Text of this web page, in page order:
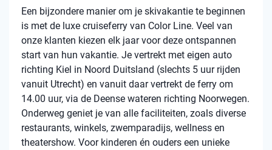
Een bijzondere manier om je skivakantie te beginnen
is met de luxe cruiseferry van Color Line. Veel van
onze klanten kiezen elk jaar voor deze ontspannen
start van hun vakantie. Je vertrekt met eigen auto
richting Kiel in Noord Duitsland (slechts 5 uur rijden
vanuit Utrecht) en vanuit daar vertrekt de ferry om
14.00 uur, via de Deense wateren richting Noorwegen.
Onderweg geniet je van alle faciliteiten, zoals diverse
restaurants, winkels, zwemparadijs, wellness en
theatershow. Voor kinderen én ouders een unieke